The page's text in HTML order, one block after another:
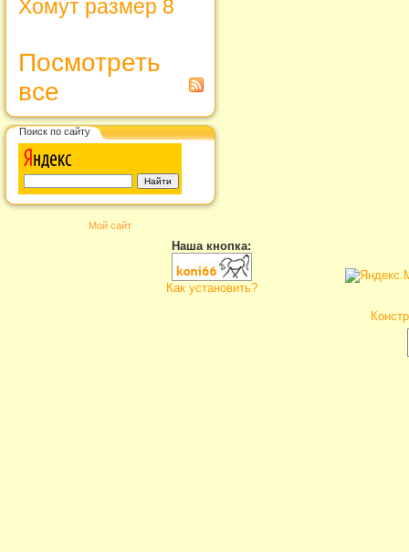
Хомут размер 8
Посмотреть
все
Поиск по сайту
Мой сайт
Наша кнопка:
Как установить?